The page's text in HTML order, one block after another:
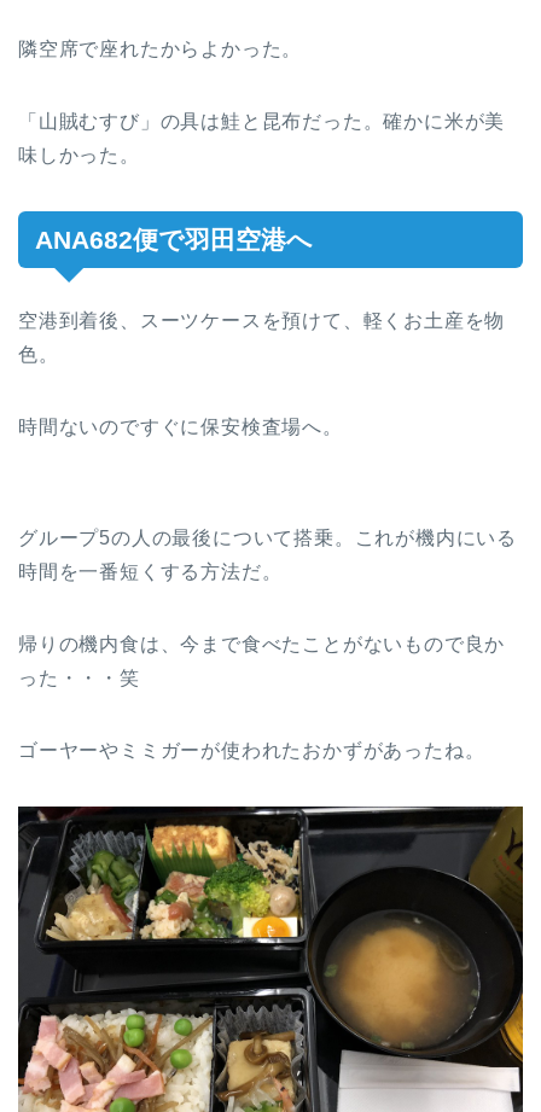
隣空席で座れたからよかった。
「山賊むすび」の具は鮭と昆布だった。確かに米が美
味しかった。
ANA682便で羽田空港へ
空港到着後、スーツケースを預けて、軽くお土産を物
色。
時間ないのですぐに保安検査場へ。
グループ5の人の最後について搭乗。これが機内にいる
時間を一番短くする方法だ。
帰りの機内食は、今まで食べたことがないもので良か
った・・・笑
ゴーヤーやミミガーが使われたおかずがあったね。